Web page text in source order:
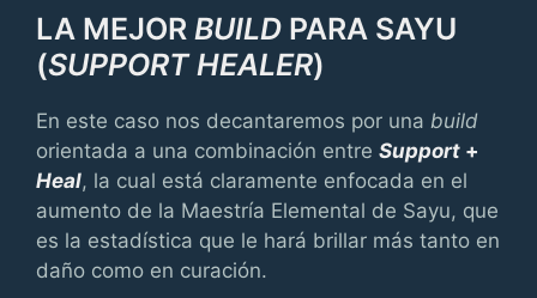
LA MEJOR BUILD PARA SAYU
(SUPPORT HEALER)
En este caso nos decantaremos por una build
orientada a una combinación entre Support +
Heal, la cual está claramente enfocada en el
aumento de la Maestría Elemental de Sayu, que
es la estadística que le hará brillar más tanto en
daño como en curación.